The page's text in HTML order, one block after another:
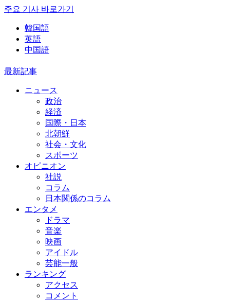
주요 기사 바로가기
韓国語
英語
中国語
最新記事
ニュース
政治
経済
国際・日本
北朝鮮
社会・文化
スポーツ
オピニオン
社説
コラム
日本関係のコラム
エンタメ
ドラマ
音楽
映画
アイドル
芸能一般
ランキング
アクセス
コメント